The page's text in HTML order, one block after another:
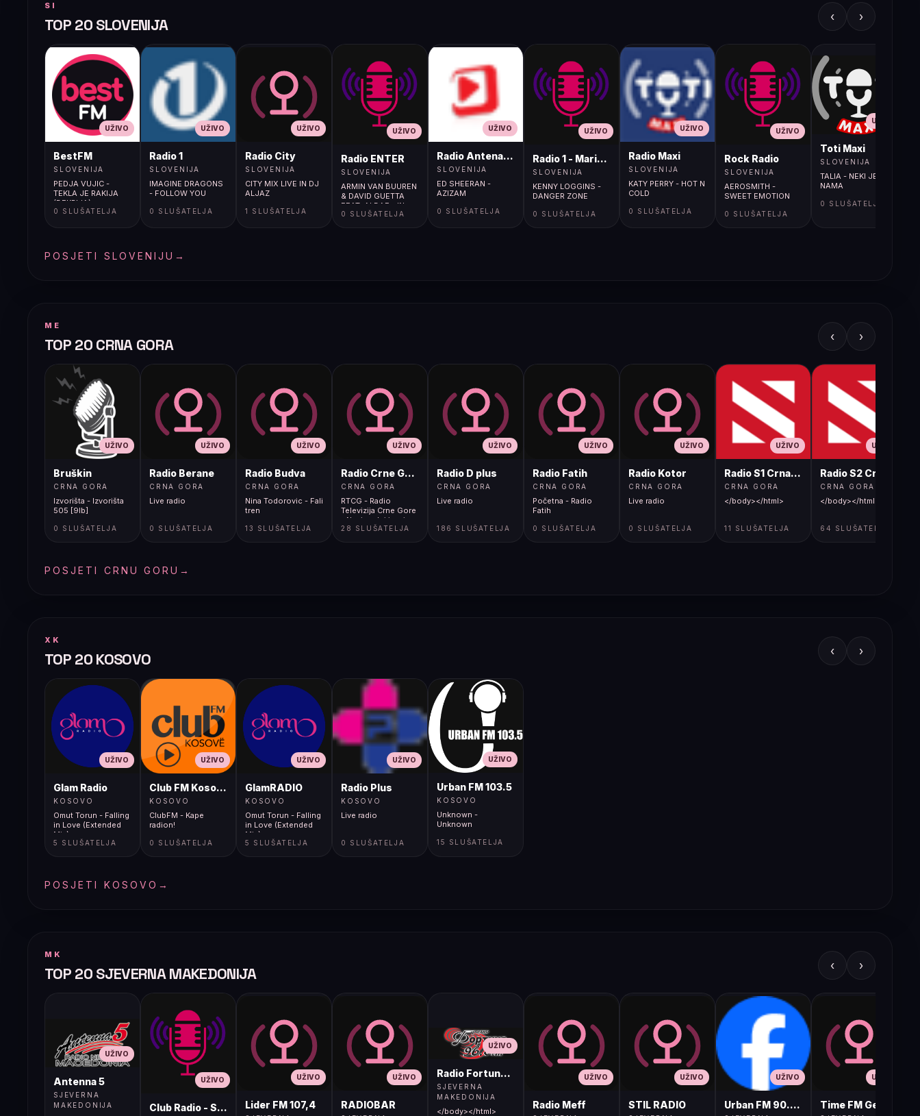
SI
TOP 20 SLOVENIJA ‹ ›
UŽIVO
BestFM
SLOVENIJA
PEDJA VUJIC -
TEKLA JE RAKIJA
(BEKRIJA)
0 SLUŠATELJA
UŽIVO
Radio 1
SLOVENIJA
IMAGINE DRAGONS
- FOLLOW YOU
0 SLUŠATELJA
UŽIVO
Radio City
SLOVENIJA
CITY MIX LIVE IN DJ
ALJAZ
1 SLUŠATELJA
UŽIVO
Radio ENTER
SLOVENIJA
ARMIN VAN BUUREN
& DAVID GUETTA
FEAT. ALDAE - IN
THE DARK
0 SLUŠATELJA
UŽIVO
Radio Antena (105.2MHz)
SLOVENIJA
ED SHEERAN -
AZIZAM
0 SLUŠATELJA
UŽIVO
Radio 1 - Maribor (107.9MHz)
SLOVENIJA
KENNY LOGGINS -
DANGER ZONE
0 SLUŠATELJA
UŽIVO
Radio Maxi
SLOVENIJA
KATY PERRY - HOT N
COLD
0 SLUŠATELJA
UŽIVO
Rock Radio
SLOVENIJA
AEROSMITH -
SWEET EMOTION
0 SLUŠATELJA
UŽIVO
Toti Maxi
SLOVENIJA
TALIA - NEKI JE MED
NAMA
0 SLUŠATELJA
POSJETI SLOVENIJU →
ME
TOP 20 CRNA GORA ‹ ›
UŽIVO
Bruškin
CRNA GORA
Izvorišta - Izvorišta
505 [9lb]
0 SLUŠATELJA
UŽIVO
Radio Berane
CRNA GORA
Live radio
0 SLUŠATELJA
UŽIVO
Radio Budva
CRNA GORA
Nina Todorovic - Fali
tren
13 SLUŠATELJA
UŽIVO
Radio Crne Gore 1
CRNA GORA
RTCG - Radio
Televizija Crne Gore
- Nacionalni javni
servis
28 SLUŠATELJA
UŽIVO
Radio D plus
CRNA GORA
Live radio
186 SLUŠATELJA
UŽIVO
Radio Fatih
CRNA GORA
Početna - Radio
Fatih
0 SLUŠATELJA
UŽIVO
Radio Kotor
CRNA GORA
Live radio
0 SLUŠATELJA
UŽIVO
Radio S1 Crna Gora
CRNA GORA
</body></html>
11 SLUŠATELJA
UŽIVO
Radio S2 Crna Gora
CRNA GORA
</body></html>
64 SLUŠATELJA
POSJETI CRNU GORU →
XK
TOP 20 KOSOVO ‹ ›
UŽIVO
Glam Radio
KOSOVO
Omut Torun - Falling
in Love (Extended
Mix)
5 SLUŠATELJA
UŽIVO
Club FM Kosovë
KOSOVO
ClubFM - Kape
radion!
0 SLUŠATELJA
UŽIVO
GlamRADIO
KOSOVO
Omut Torun - Falling
in Love (Extended
Mix)
5 SLUŠATELJA
UŽIVO
Radio Plus
KOSOVO
Live radio
0 SLUŠATELJA
UŽIVO
Urban FM 103.5
KOSOVO
Unknown -
Unknown
15 SLUŠATELJA
POSJETI KOSOVO →
MK
TOP 20 SJEVERNA MAKEDONIJA ‹ ›
UŽIVO
Antenna 5
SJEVERNA
MAKEDONIJA
UŽIVO
Club Radio - Skopje, Mcedonia
UŽIVO
Lider FM 107,4
UŽIVO
RADIOBAR
UŽIVO
Radio Fortuna 96.8 FM
SJEVERNA
MAKEDONIJA
</body></html>
UŽIVO
Radio Meff
UŽIVO
STIL RADIO
UŽIVO
Urban FM 90.8 Skopje
UŽIVO
Time FM Gevgelija